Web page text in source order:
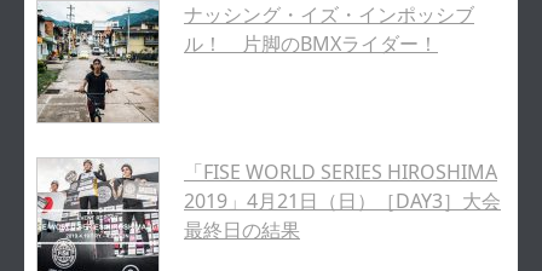
ナッシング・イズ・インポッシブ
ル！ 片脚のBMXライダー！
「FISE WORLD SERIES HIROSHIMA
2019」4月21日（日）［DAY3］大会
最終日の結果